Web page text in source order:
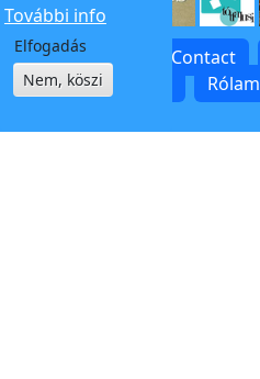
Kapcsolat | Contact
További info
Elfogadás
Nem, köszi